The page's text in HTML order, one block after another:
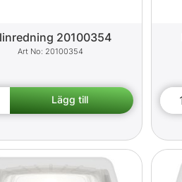
20100354
20100354